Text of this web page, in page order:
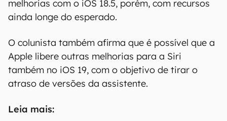
melhorias com o iOS 18.5, porém, com recursos
ainda longe do esperado.
O colunista também afirma que é possível que a
Apple libere outras melhorias para a Siri
também no iOS 19, com o objetivo de tirar o
atraso de versões da assistente.
Leia mais: